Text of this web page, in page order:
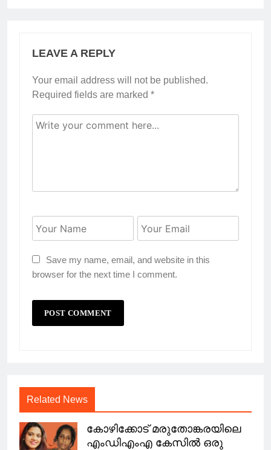
LEAVE A REPLY
Your email address will not be published.
Required fields are marked *
Save my name, email, and website in this
browser for the next time I comment.
Related News
കോഴിക്കോട് മരുതോങ്കരയിലെ
എംഡിഎംഎ കേസിൽ ഒരു